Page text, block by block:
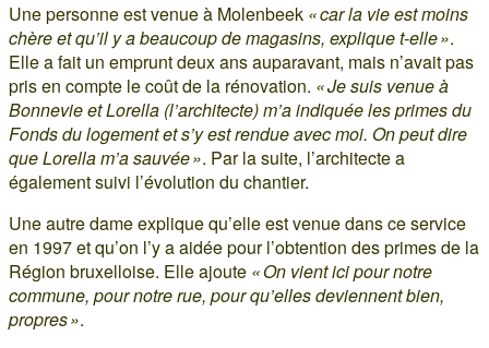
Une personne est venue à Molenbeek « car la vie est moins
chère et qu’il y a beaucoup de magasins, explique t-elle ».
Elle a fait un emprunt deux ans auparavant, mais n’avait pas
pris en compte le coût de la rénovation. « Je suis venue à
Bonnevie et Lorella (l’architecte) m’a indiquée les primes du
Fonds du logement et s’y est rendue avec moi. On peut dire
que Lorella m’a sauvée ». Par la suite, l’architecte a
également suivi l’évolution du chantier.
Une autre dame explique qu’elle est venue dans ce service
en 1997 et qu’on l’y a aidée pour l’obtention des primes de la
Région bruxelloise. Elle ajoute « On vient ici pour notre
commune, pour notre rue, pour qu’elles deviennent bien,
propres ».